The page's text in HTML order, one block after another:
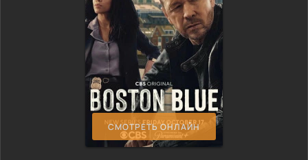
СМОТРЕТЬ ОНЛАЙН